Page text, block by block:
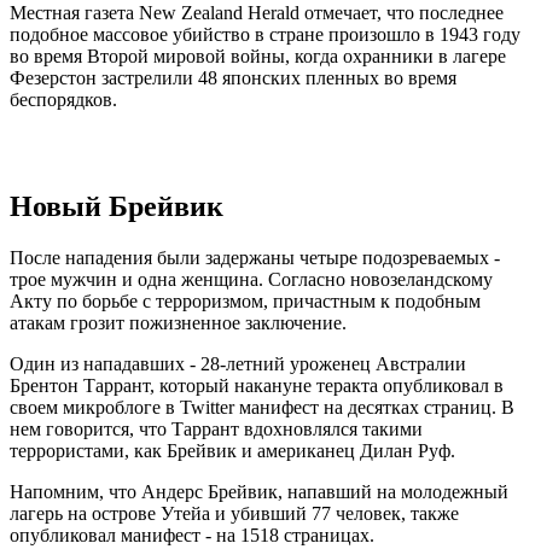
Местная газета New Zealand Herald отмечает, что последнее
подобное массовое убийство в стране произошло в 1943 году
во время Второй мировой войны, когда охранники в лагере
Фезерстон застрелили 48 японских пленных во время
беспорядков.
Новый Брейвик
После нападения были задержаны четыре подозреваемых -
трое мужчин и одна женщина. Согласно новозеландскому
Акту по борьбе с терроризмом, причастным к подобным
атакам грозит пожизненное заключение.
Один из нападавших - 28-летний уроженец Австралии
Брентон Таррант, который накануне теракта опубликовал в
своем микроблоге в Twitter манифест на десятках страниц. В
нем говорится, что Таррант вдохновлялся такими
террористами, как Брейвик и американец Дилан Руф.
Напомним, что Андерс Брейвик, напавший на молодежный
лагерь на острове Утейа и убивший 77 человек, также
опубликовал манифест - на 1518 страницах.